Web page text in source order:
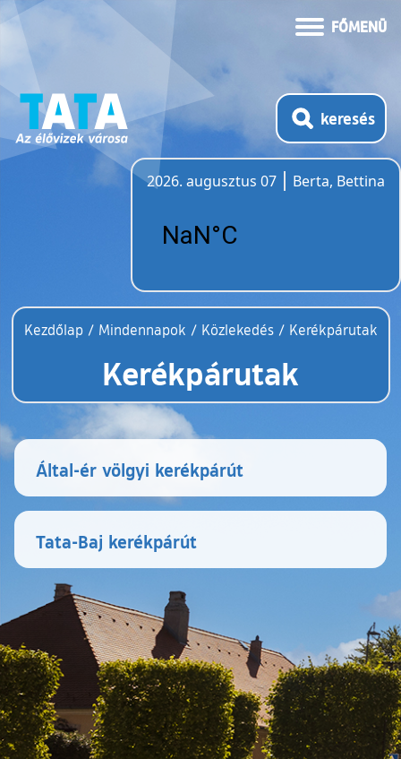
FŐMENÜ
keresés
2026. augusztus 07
Berta, Bettina
Kezdőlap / Mindennapok / Közlekedés / Kerékpárutak
Kerékpárutak
Által-ér völgyi kerékpárút
Tata-Baj kerékpárút